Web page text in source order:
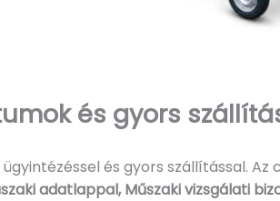
és gyors
és gyors szállítással. Az
adatlappal, Műszaki vizsgálati